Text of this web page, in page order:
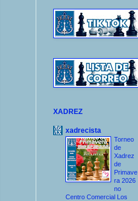
XADREZ
xadrecista
Torneo
de
Xadrez
de
Primave
ra 2026
no
Centro Comercial Los